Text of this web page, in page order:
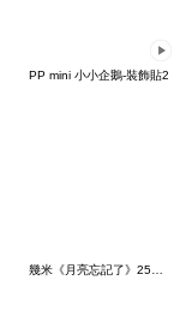
PP mini 小小企鵝-裝飾貼2
幾米《月亮忘記了》25周年 x 晴天P莉